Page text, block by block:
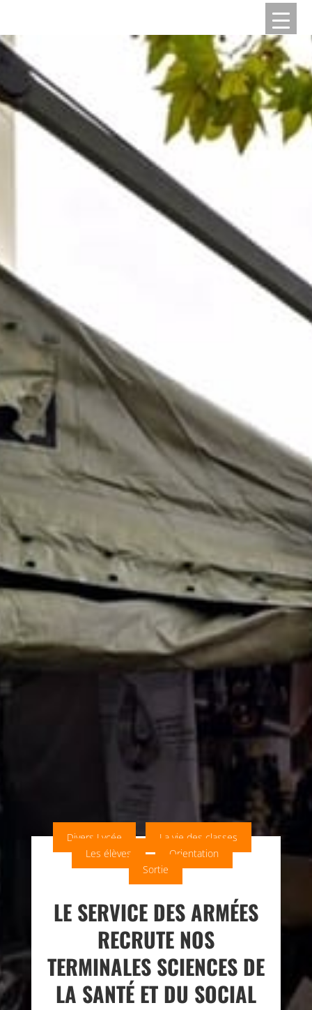
Divers Lycée
La vie des classes
Les élèves
Orientation
Sortie
LE SERVICE DES ARMÉES
RECRUTE NOS
TERMINALES SCIENCES DE
LA SANTÉ ET DU SOCIAL